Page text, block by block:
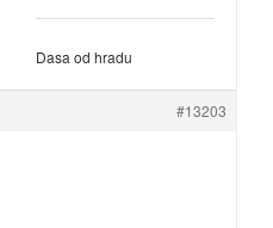
Dasa od hradu
#13203